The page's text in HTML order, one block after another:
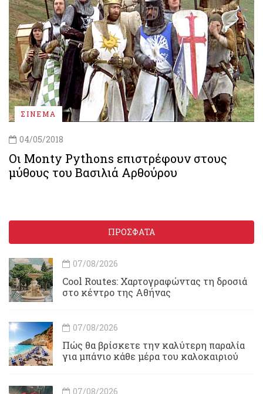
ΣΙΝΕΜΑ
04/05/2018
Οι Monty Pythons επιστρέφουν στους
μύθους του Βασιλιά Αρθούρου
ΠΡΟΣΦΑΤΑ
07/08/2026
Cool Routes: Χαρτογραφώντας τη δροσιά
στο κέντρο της Αθήνας
07/08/2026
Πώς θα βρίσκετε την καλύτερη παραλία
για μπάνιο κάθε μέρα του καλοκαιριού
07/08/2026